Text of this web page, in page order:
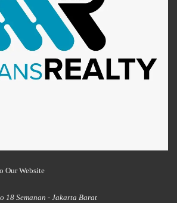
Our Website
18 Semanan - Jakarta Barat